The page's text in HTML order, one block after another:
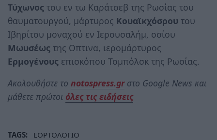
Τύχωνος του εν τω Καράτσεβ της Ρωσίας του
θαυματουργού, μάρτυρος Κουαϊκχόσρου του
Ιβηρίτου μοναχού εν Ιερουσαλήμ, οσίου
Μωυσέως της Οπτινα, ιερομάρτυρος
Ερμογένους επισκόπου Τομπόλσκ της Ρωσίας.
Ακολουθήστε το notospress.grστο Google News και
μάθετε πρώτοι όλες τις ειδήσεις
TAGS: ΕΟΡΤΟΛΟΓΙΟ